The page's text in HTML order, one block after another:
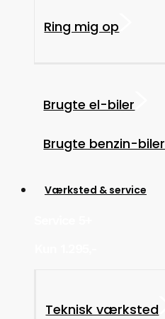
Ring mig op
Brugte el-biler
Brugte benzin-biler
Værksted & service
Teknisk værksted